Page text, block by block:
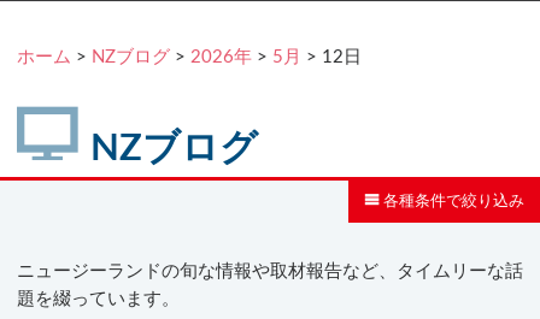
ホーム > NZブログ > 2026年 > 5月 > 12日
NZブログ
各種条件で絞り込み
ニュージーランドの旬な情報や取材報告など、タイムリーな話
題を綴っています。